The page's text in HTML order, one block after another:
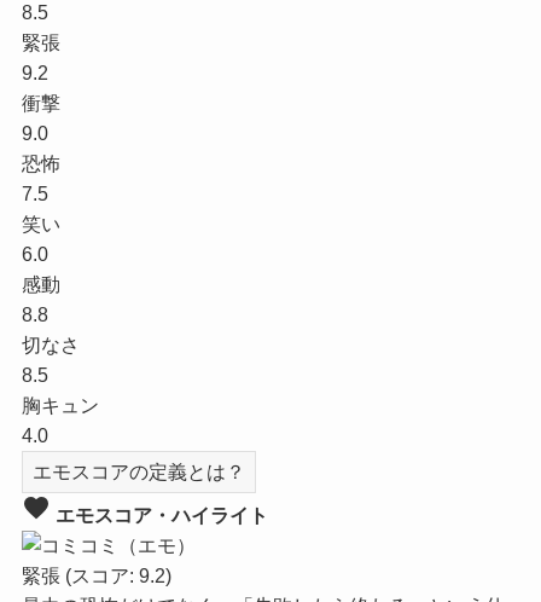
8.5
緊張
9.2
衝撃
9.0
恐怖
7.5
笑い
6.0
感動
8.8
切なさ
8.5
胸キュン
4.0
エモスコアの定義とは？
favorite エモスコア・ハイライト
緊張 (スコア: 9.2)